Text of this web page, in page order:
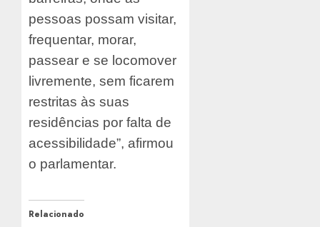
pessoas possam visitar,
frequentar, morar,
passear e se locomover
livremente, sem ficarem
restritas às suas
residências por falta de
acessibilidade”, afirmou
o parlamentar.
Relacionado